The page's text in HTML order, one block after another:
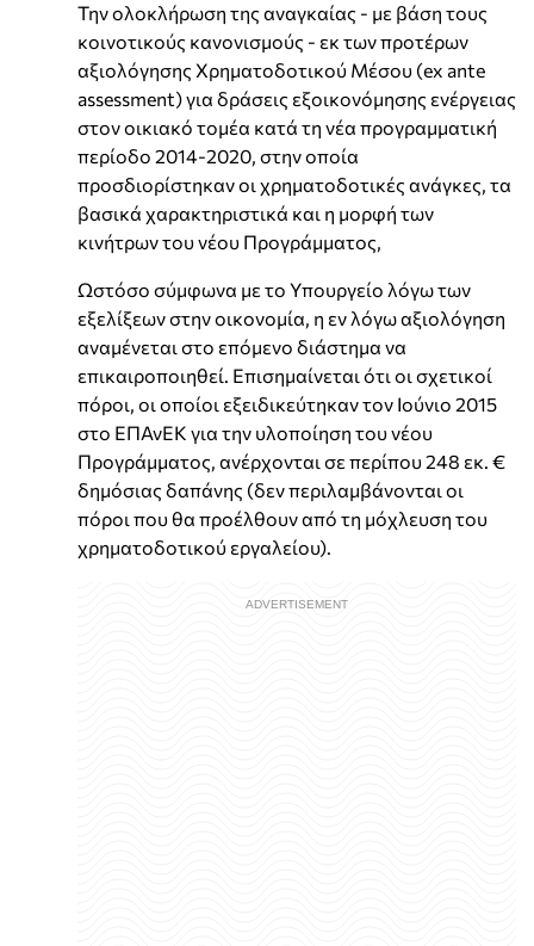
Την ολοκλήρωση της αναγκαίας - με βάση τους
κοινοτικούς κανονισμούς - εκ των προτέρων
αξιολόγησης Χρηματοδοτικού Μέσου (ex ante
assessment) για δράσεις εξοικονόμησης ενέργειας
στον οικιακό τομέα κατά τη νέα προγραμματική
περίοδο 2014-2020, στην οποία
προσδιορίστηκαν οι χρηματοδοτικές ανάγκες, τα
βασικά χαρακτηριστικά και η μορφή των
κινήτρων του νέου Προγράμματος,
Ωστόσο σύμφωνα με το Υπουργείο λόγω των
εξελίξεων στην οικονομία, η εν λόγω αξιολόγηση
αναμένεται στο επόμενο διάστημα να
επικαιροποιηθεί. Επισημαίνεται ότι οι σχετικοί
πόροι, οι οποίοι εξειδικεύτηκαν τον Ιούνιο 2015
στο ΕΠΑνΕΚ για την υλοποίηση του νέου
Προγράμματος, ανέρχονται σε περίπου 248 εκ. €
δημόσιας δαπάνης (δεν περιλαμβάνονται οι
πόροι που θα προέλθουν από τη μόχλευση του
χρηματοδοτικού εργαλείου).